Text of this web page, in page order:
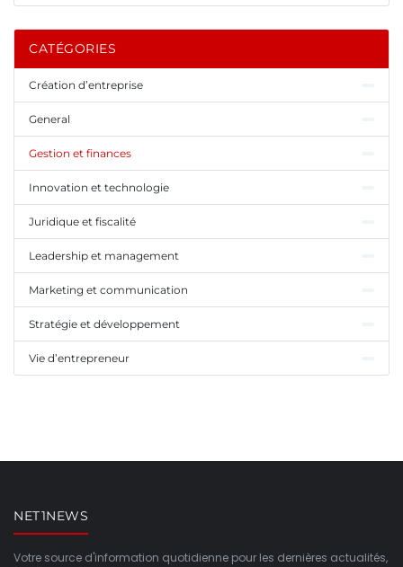
CATÉGORIES
Création d’entreprise
General
Gestion et finances
Innovation et technologie
Juridique et fiscalité
Leadership et management
Marketing et communication
Stratégie et développement
Vie d’entrepreneur
NET1NEWS
Votre source d'information quotidienne pour les dernières actualités,